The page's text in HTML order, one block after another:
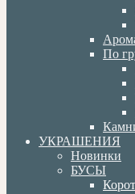
По
УКРАШЕНИЯ
Новинки
БУСЫ